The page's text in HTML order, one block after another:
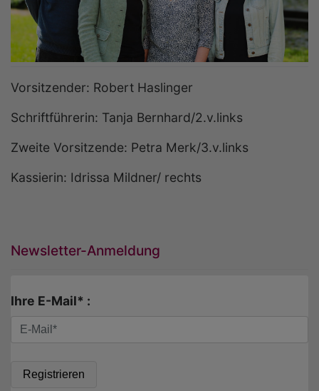
Vorsitzender: Robert Haslinger
Schriftführerin: Tanja Bernhard/2.v.links
Zweite Vorsitzende: Petra Merk/3.v.links
Kassierin: Idrissa Mildner/ rechts
Newsletter-Anmeldung
Ihre E-Mail* :